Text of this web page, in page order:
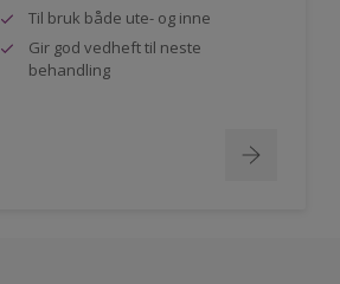
Til bruk både ute- og inne
Gir god vedheft til neste
behandling